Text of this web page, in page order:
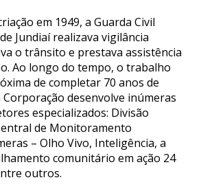
em 1949, a Guarda Civil
Jundiaí realizava vigilância
o trânsito e prestava assistência
Ao longo do tempo, o trabalho
de completar 70 anos de
desenvolve inúmeras
especializados: Divisão
de Monitoramento
– Olho Vivo, Inteligência, a
comunitário em ação 24
outros.